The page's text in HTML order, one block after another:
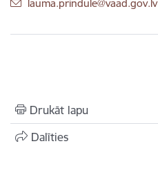
lauma.prindule@vaad.gov.lv
Drukāt lapu
Dalīties